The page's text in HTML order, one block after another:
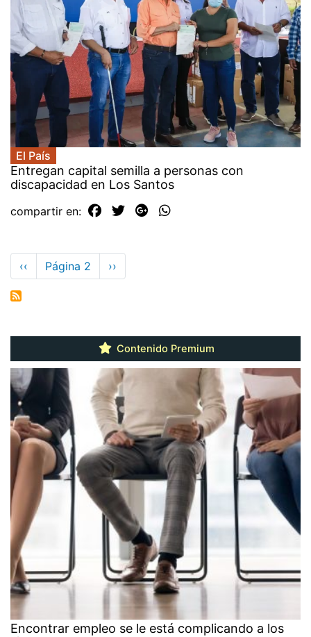
El País
Entregan capital semilla a personas con
discapacidad en Los Santos
compartir en:
Paginación
Página
anterior
‹‹ Página 2
Siguiente
página
››
Contenido Premium
Encontrar empleo se le está complicando a los